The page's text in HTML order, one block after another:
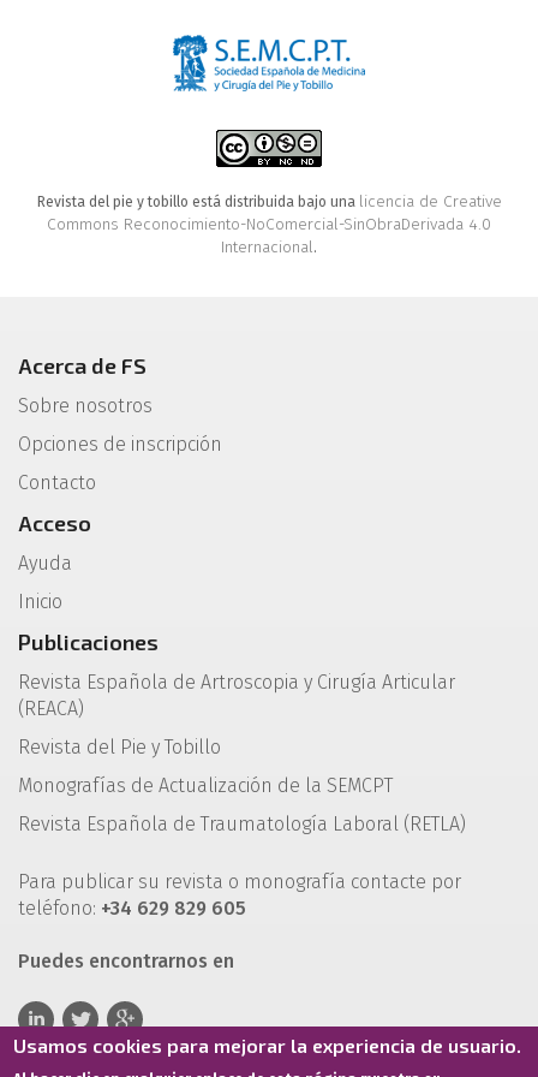
Revista del pie y tobillo está distribuida bajo una licencia de Creative
Commons Reconocimiento-NoComercial-SinObraDerivada 4.0
Internacional.
Acerca de FS
Sobre nosotros
Opciones de inscripción
Contacto
Acceso
Ayuda
Inicio
Publicaciones
Revista Española de Artroscopia y Cirugía Articular
(REACA)
Revista del Pie y Tobillo
Monografías de Actualización de la SEMCPT
Revista Española de Traumatología Laboral (RETLA)
Para publicar su revista o monografía contacte por
teléfono: +34 629 829 605
Puedes encontrarnos en
Usamos cookies para mejorar la experiencia de usuario.